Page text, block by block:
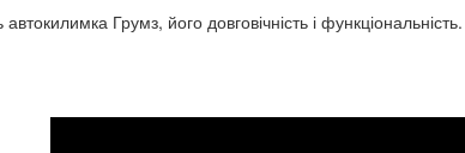
Грумз, його довговічність і функціональність.